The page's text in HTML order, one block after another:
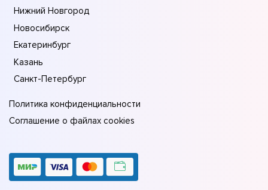
Нижний Новгород
Новосибирск
Екатеринбург
Казань
Санкт-Петербург
Политика конфиденциальности
Соглашение о файлах cookies